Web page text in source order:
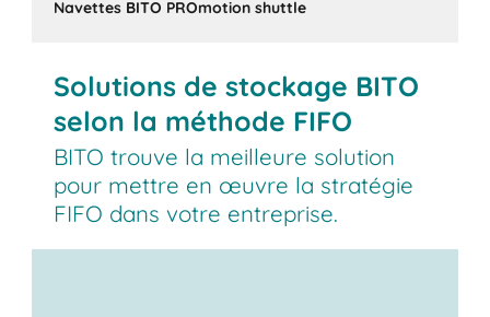
Navettes BITO PROmotion shuttle
Solutions de stockage BITO
selon la méthode FIFO
BITO trouve la meilleure solution
pour mettre en œuvre la stratégie
FIFO dans votre entreprise.